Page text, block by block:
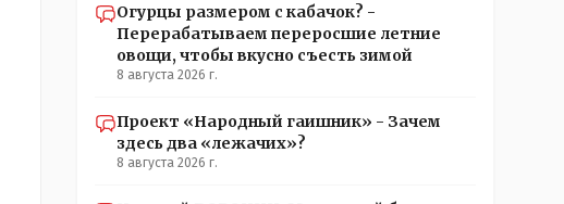
Огурцы размером с кабачок? -
Перерабатываем переросшие летние
овощи, чтобы вкусно съесть зимой
8 августа 2026 г.
Проект «Народный гаишник» - Зачем
здесь два «лежачих»?
8 августа 2026 г.